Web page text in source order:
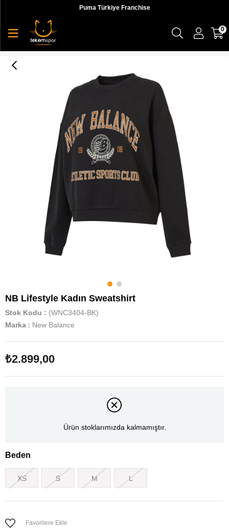
Puma Türkiye Franchise
0
NB Lifestyle Kadın Sweatshirt
Stok Kodu
(WNC3404-BK)
Marka : New Balance
₺2.899,00
Ürün stoklarımızda kalmamıştır.
Beden
XS S M L
Favorilere Ekle